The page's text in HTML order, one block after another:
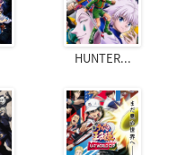
HUNTER...